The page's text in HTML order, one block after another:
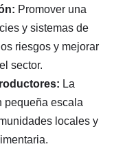
Promover una
y sistemas de
riesgos y mejorar
sector.
La
pequeña escala
locales y